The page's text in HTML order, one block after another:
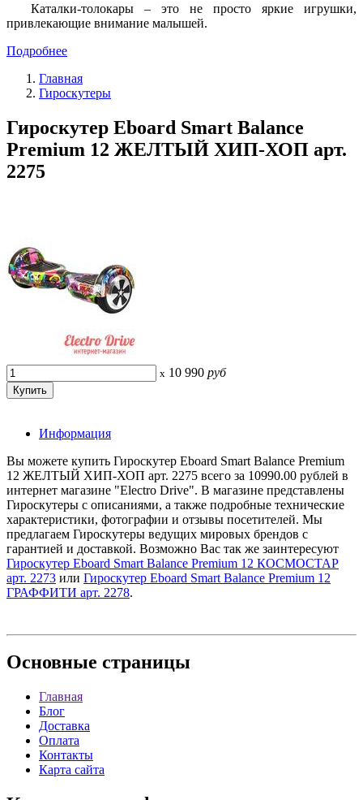
Каталки-толокары – это не просто яркие игрушки,
привлекающие внимание малышей.
Подробнее
Главная
Гироскутеры
Гироскутер Eboard Smart Balance
Premium 12 ЖЕЛТЫЙ ХИП-ХОП арт.
2275
x 10 990 руб
Информация
Вы можете купить Гироскутер Eboard Smart Balance Premium
12 ЖЕЛТЫЙ ХИП-ХОП арт. 2275 всего за 10990.00 рублей в
интернет магазине "Electro Drive". В магазине представлены
Гироскутеры с описаниями, а также подробные технические
характеристики, фотографии и отзывы посетителей. Мы
предлагаем Гироскутеры ведущих мировых брендов с
гарантией и доставкой. Возможно Вас так же заинтересуют
Гироскутер Eboard Smart Balance Premium 12 КОСМОСТАР
арт. 2273 или Гироскутер Eboard Smart Balance Premium 12
ГРАФФИТИ арт. 2278.
Основные страницы
Главная
Блог
Доставка
Оплата
Контакты
Карта сайта